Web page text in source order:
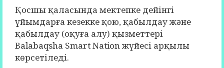
Қосшы қаласында мектепке дейінгі
ұйымдарға кезекке қою, қабылдау және
қабылдау (оқуға алу) қызметтері
Balabaqsha Smart Nation жүйесі арқылы
көрсетіледі.